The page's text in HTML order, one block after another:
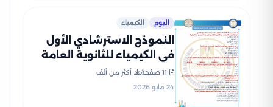
اليوم الكيمياء
النموذج الاسترشادي الأول
في الكيمياء للثانوية العامة
2026 بصيغة PDF
11 صفحة
أكثر من ألف
24 مايو 2026